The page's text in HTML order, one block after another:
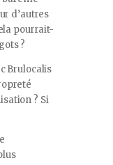
d’autres
pourrait-
?
Brulocalis
? Si